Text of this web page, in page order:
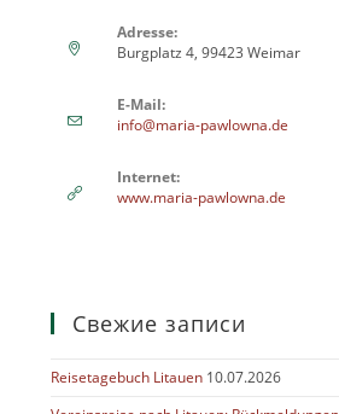
Adresse:
Burgplatz 4, 99423 Weimar
E-Mail:
info@maria-pawlowna.de
Internet:
www.maria-pawlowna.de
Свежие записи
Reisetagebuch Litauen 10.07.2026